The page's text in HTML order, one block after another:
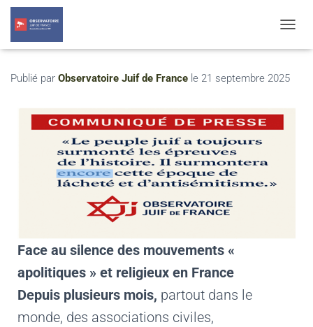
O
G
Publié par Observatoire Juif de France le 21 septembre 2025
Face au silence des mouvements «
apolitiques » et religieux en France
Depuis plusieurs mois, partout dans le
monde, des associations civiles,